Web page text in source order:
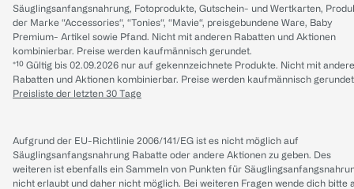
Säuglingsanfangsnahrung, Fotoprodukte, Gutschein- und Wertkarten,
der Marke “Accessories“, “Tonies“, “Mavie“, preisgebundene Ware, Baby
Premium- Artikel sowie Pfand. Nicht mit anderen Rabatten und Aktionen
kombinierbar. Preise werden kaufmännisch gerundet.
*¹⁰ Gültig bis 02.09.2026 nur auf gekennzeichnete Produkte. Nicht mit
Rabatten und Aktionen kombinierbar. Preise werden kaufmännisch
Preisliste der letzten 30 Tage
Aufgrund der EU-Richtlinie 2006/141/EG ist es nicht möglich auf
Säuglingsanfangsnahrung Rabatte oder andere Aktionen zu geben. Des
weiteren ist ebenfalls ein Sammeln von Punkten für
nicht erlaubt und daher nicht möglich. Bei weiteren Fragen wende dich bitte